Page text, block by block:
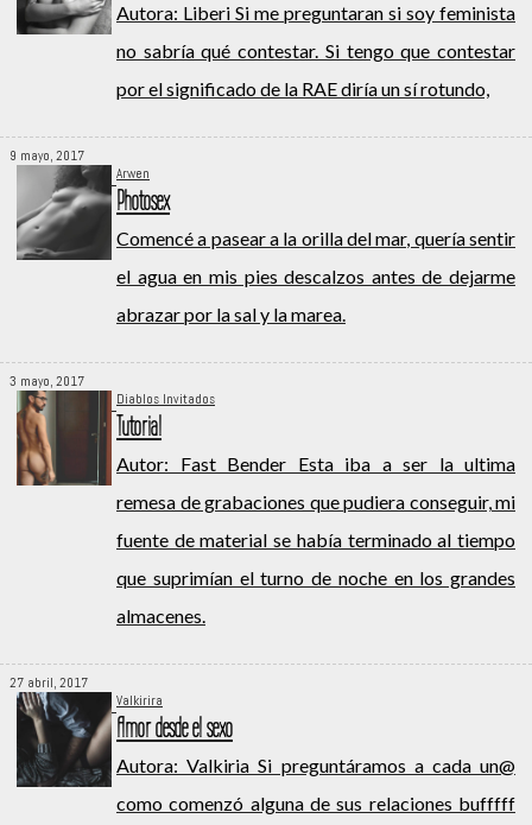
Autora: Liberi Si me preguntaran si soy feminista
no sabría qué contestar. Si tengo que contestar
por el significado de la RAE diría un sí rotundo,
9 mayo, 2017
Arwen
Photosex
Comencé a pasear a la orilla del mar, quería sentir
el agua en mis pies descalzos antes de dejarme
abrazar por la sal y la marea.
3 mayo, 2017
Diablos Invitados
Tutorial
Autor: Fast Bender Esta iba a ser la ultima
remesa de grabaciones que pudiera conseguir, mi
fuente de material se había terminado al tiempo
que suprimían el turno de noche en los grandes
almacenes.
27 abril, 2017
Valkirira
Amor desde el sexo
Autora: Valkiria Si preguntáramos a cada un@
como comenzó alguna de sus relaciones bufffff